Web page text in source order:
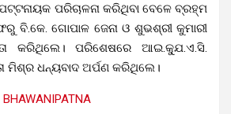
ପରିଚାଳନା କରିଥିବା ବେଳେ ବ୍ରହ୍ମ
ବି.କେ. ଗୋପାଳ ଜେନା ଓ ଶୁଭଶ୍ରୀ କୁମାରୀ
କରିଥିଲେ। ପରିଶେଷରେ ଆଇ.କ୍ଯୁ.ଏ.ସି.
ଧନ୍ୟବାଦ ଅର୍ପଣ କରିଥିଲେ।